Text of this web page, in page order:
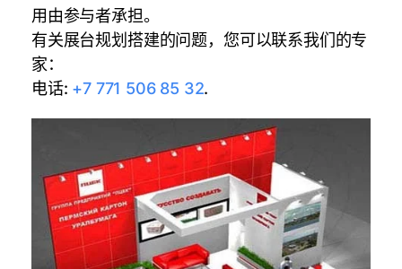
用由参与者承担。
有关展台规划搭建的问题，您可以联系我们的专
家：
电话: +7 771 506 85 32.